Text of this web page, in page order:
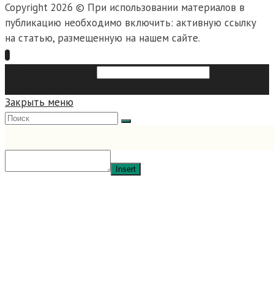
Copyright 2026 © При использовании материалов в
публикацию необходимо включить: активную ссылку
на статью, размещенную на нашем сайте.
Закрыть меню
Insert